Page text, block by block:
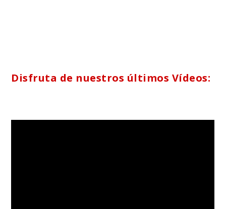
Disfruta de nuestros últimos Vídeos: